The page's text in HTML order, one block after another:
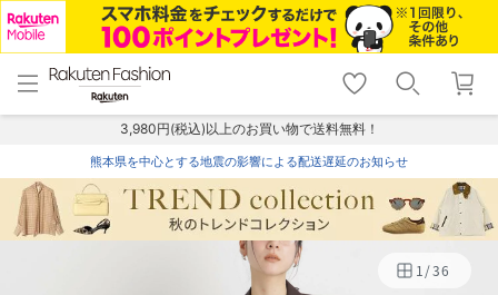
menu home
トップ
shopping_cart lock_outline
ログイン
3,980円(税込)以上のお買い物で送料無料！
熊本県を中心とする地震の影響による配送遅延のお知らせ
1/36